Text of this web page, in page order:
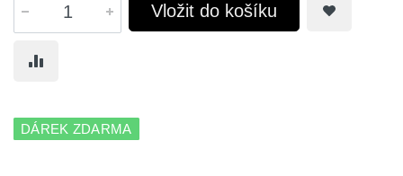
Vložit do košíku
DÁREK ZDARMA